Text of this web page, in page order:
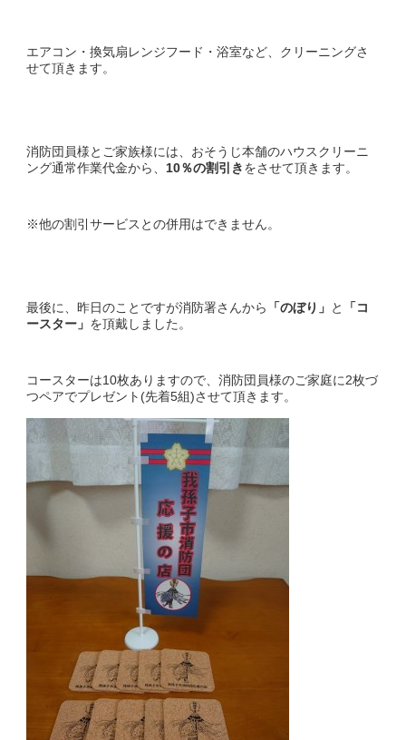
エアコン・換気扇レンジフード・浴室など、クリーニングさ
せて頂きます。
消防団員様とご家族様には、おそうじ本舗のハウスクリーニ
ング通常作業代金から、 10％の割引きをさせて頂きます。
※他の割引サービスとの併用はできません。
最後に、昨日のことですが消防署さんから 「のぼり」 と
「コ
ースター」 を頂戴しました。
コースターは10枚ありますので、消防団員様のご家庭に2枚づ
つペアでプレゼント(先着5組)させて頂きます。